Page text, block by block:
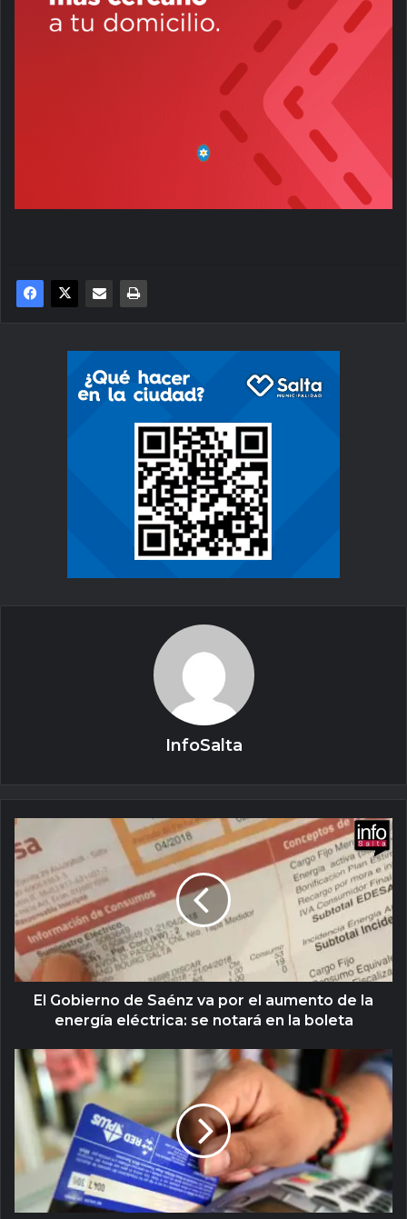
InfoSalta
El Gobierno de Saénz va por el aumento de la
energía eléctrica: se notará en la boleta